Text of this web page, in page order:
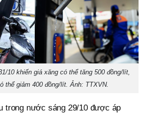
10 khiến giá xăng có thể tăng 500 đồng/lít,
thể giảm 400 đồng/lít. Ảnh: TTXVN.
trong nước sáng 29/10 được áp